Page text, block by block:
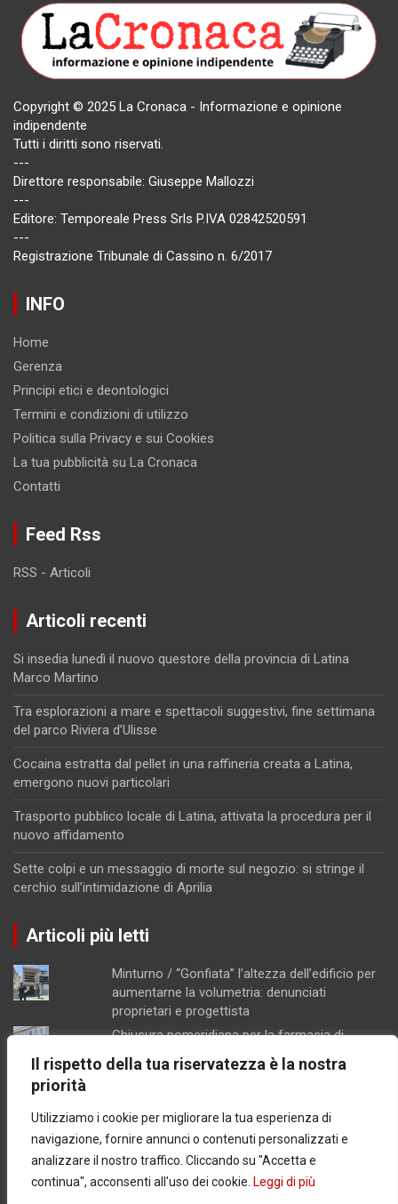
Il rispetto della tua riservatezza è la nostra
priorità
Utilizziamo i cookie per migliorare la tua esperienza di
navigazione, fornire annunci o contenuti personalizzati e
analizzare il nostro traffico. Cliccando su "Accetta e
continua", acconsenti all'uso dei cookie. Leggi di più
Copyright © 2025 La Cronaca - Informazione e opinione
indipendente
Tutti i diritti sono riservati.
---
Direttore responsabile: Giuseppe Mallozzi
---
Editore: Temporeale Press Srls P.IVA 02842520591
---
Registrazione Tribunale di Cassino n. 6/2017
INFO
Home
Gerenza
Principi etici e deontologici
Termini e condizioni di utilizzo
Politica sulla Privacy e sui Cookies
La tua pubblicità su La Cronaca
Contatti
Feed Rss
RSS - Articoli
Articoli recenti
Si insedia lunedì il nuovo questore della provincia di Latina
Marco Martino
Tra esplorazioni a mare e spettacoli suggestivi, fine settimana
del parco Riviera d’Ulisse
Cocaina estratta dal pellet in una raffineria creata a Latina,
emergono nuovi particolari
Trasporto pubblico locale di Latina, attivata la procedura per il
nuovo affidamento
Sette colpi e un messaggio di morte sul negozio: si stringe il
cerchio sull’intimidazione di Aprilia
Articoli più letti
Minturno / “Gonfiata” l’altezza dell’edificio per
aumentarne la volumetria: denunciati
proprietari e progettista
Chiusura pomeridiana per la farmacia di
Formia, "manca il personale"
Concorsopoli all’Asl di Latina, licenziati
Rainone ed Esposito dopo la sentenza di
primo grado
Latina / Piano del fabbisogno del personale,